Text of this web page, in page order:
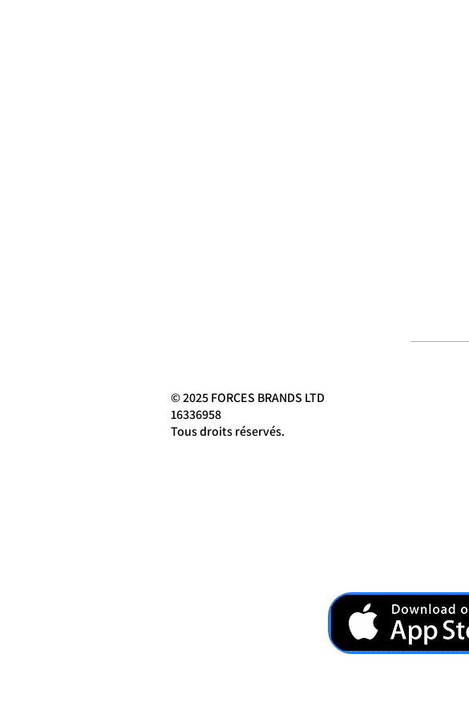
© 2025 FORCES BRANDS LTD
16336958
Tous droits réservés.